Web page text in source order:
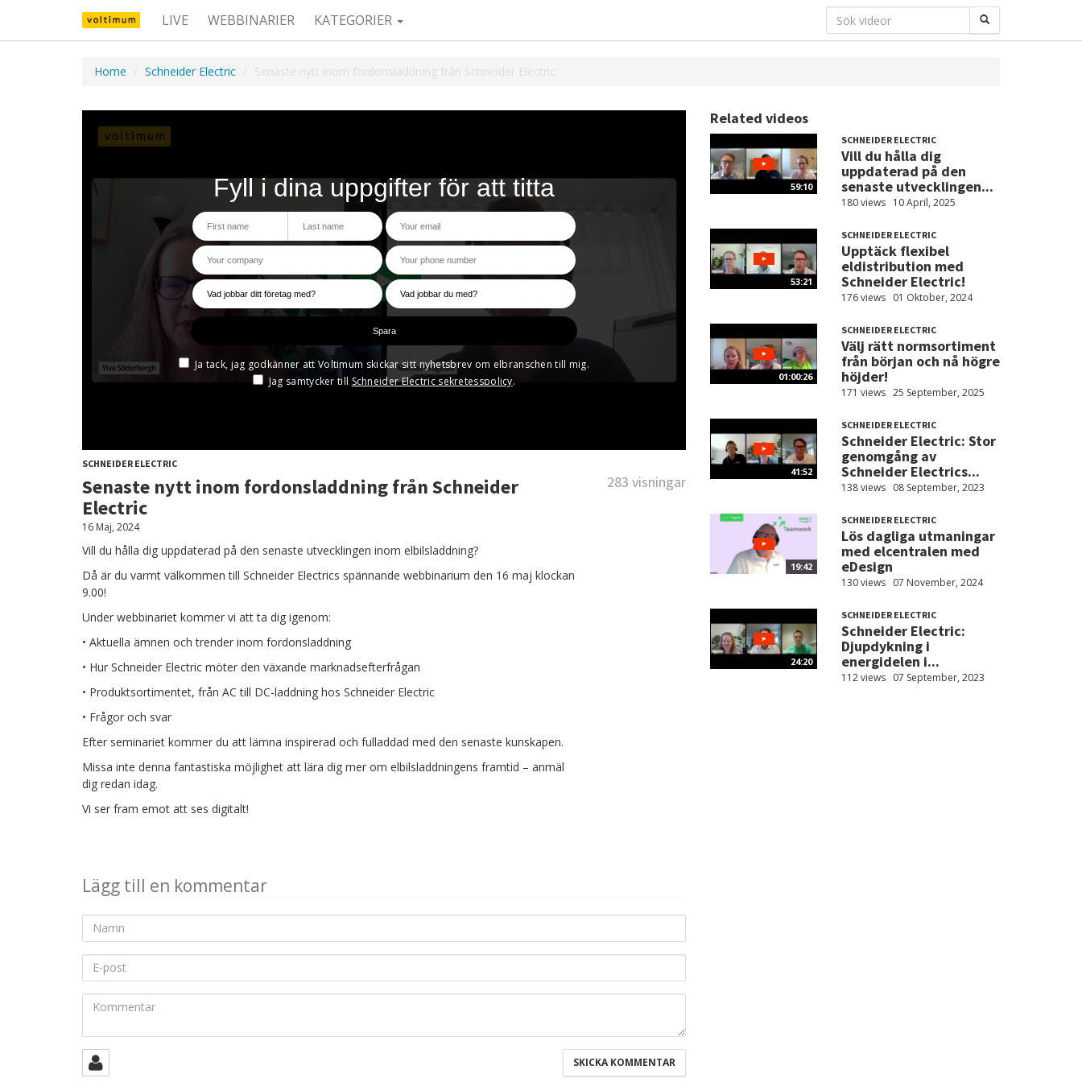
LIVE WEBBINARIER KATEGORIER
Home Schneider Electric Senaste nytt inom fordonsladdning från Schneider Electric
SCHNEIDER ELECTRIC
Senaste nytt inom fordonsladdning från Schneider
Electric
283 visningar
16 Maj, 2024
Vill du hålla dig uppdaterad på den senaste utvecklingen inom elbilsladdning?
Då är du varmt välkommen till Schneider Electrics spännande webbinarium den 16 maj klockan
9.00!
Under webbinariet kommer vi att ta dig igenom:
• Aktuella ämnen och trender inom fordonsladdning
• Hur Schneider Electric möter den växande marknadsefterfrågan
• Produktsortimentet, från AC till DC-laddning hos Schneider Electric
• Frågor och svar
Efter seminariet kommer du att lämna inspirerad och fulladdad med den senaste kunskapen.
Missa inte denna fantastiska möjlighet att lära dig mer om elbilsladdningens framtid – anmäl
dig redan idag.
Vi ser fram emot att ses digitalt!
Lägg till en kommentar
Namn
post
Kommentar
Related videos
59:10
SCHNEIDER ELECTRIC
Vill du hålla dig
uppdaterad på den
senaste utvecklingen...
180 views 10 April, 2025
53:21
SCHNEIDER ELECTRIC
Upptäck flexibel
eldistribution med
Schneider Electric!
176 views 01 Oktober, 2024
01:00:26
SCHNEIDER ELECTRIC
Välj rätt normsortiment
från början och nå högre
höjder!
171 views 25 September, 2025
41:52
SCHNEIDER ELECTRIC
Schneider Electric: Stor
genomgång av
Schneider Electrics...
138 views 08 September, 2023
19:42
SCHNEIDER ELECTRIC
Lös dagliga utmaningar
med elcentralen med
eDesign
130 views 07 November, 2024
24:20
SCHNEIDER ELECTRIC
Schneider Electric:
Djupdykning i
energidelen i...
112 views 07 September, 2023